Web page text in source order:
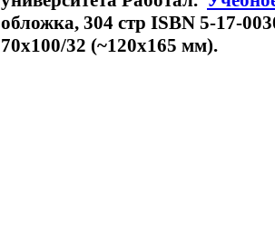
обложка, 304 стр ISBN 5-17-
70x100/32 (~120х165 мм).